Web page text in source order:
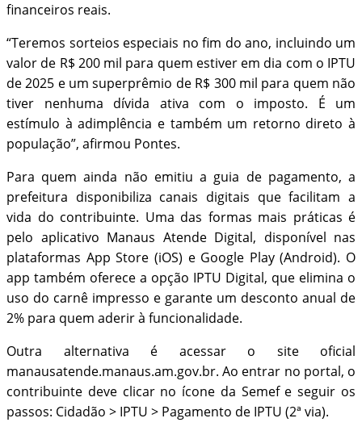
financeiros reais.
“Teremos sorteios especiais no fim do ano, incluindo um
valor de R$ 200 mil para quem estiver em dia com o IPTU
de 2025 e um superprêmio de R$ 300 mil para quem não
tiver nenhuma dívida ativa com o imposto. É um
estímulo à adimplência e também um retorno direto à
população”, afirmou Pontes.
Para quem ainda não emitiu a guia de pagamento, a
prefeitura disponibiliza canais digitais que facilitam a
vida do contribuinte. Uma das formas mais práticas é
pelo aplicativo Manaus Atende Digital, disponível nas
plataformas App Store (iOS) e Google Play (Android). O
app também oferece a opção IPTU Digital, que elimina o
uso do carnê impresso e garante um desconto anual de
2% para quem aderir à funcionalidade.
Outra alternativa é acessar o site oficial
manausatende.manaus.am.gov.br. Ao entrar no portal, o
contribuinte deve clicar no ícone da Semef e seguir os
passos: Cidadão > IPTU > Pagamento de IPTU (2ª via).